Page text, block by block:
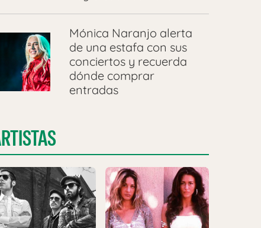
Mónica Naranjo alerta
de una estafa con sus
conciertos y recuerda
dónde comprar
entradas